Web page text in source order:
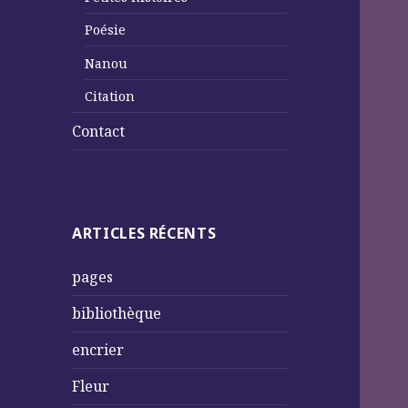
Poésie
Nanou
Citation
Contact
ARTICLES RÉCENTS
pages
bibliothèque
encrier
Fleur